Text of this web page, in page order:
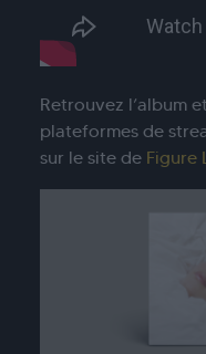
Retrouvez l’album
plateformes de
sur le site de Figure